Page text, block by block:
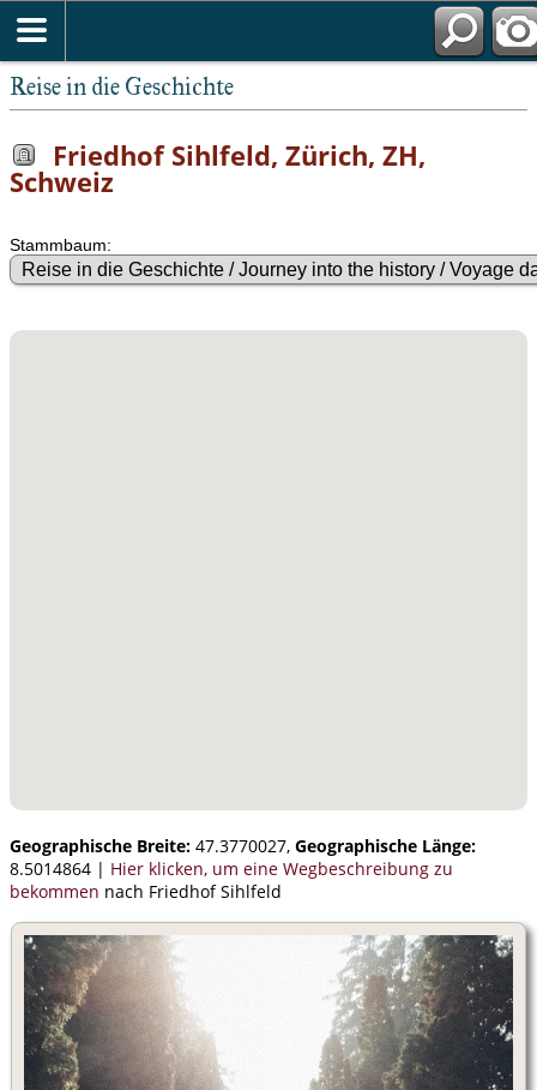
Reise in die Geschichte
Friedhof Sihlfeld, Zürich, ZH,
Schweiz
Stammbaum:
Geographische Breite: 47.3770027, Geographische Länge:
8.5014864 | Hier klicken, um eine Wegbeschreibung zu
bekommen nach Friedhof Sihlfeld